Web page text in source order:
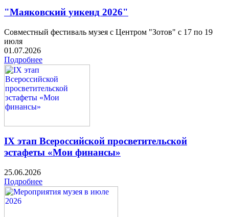
"Маяковский уикенд 2026"
Совместный фестиваль музея с Центром "Зотов" с 17 по 19
июля
01.07.2026
Подробнее
IX этап Всероссийской просветительской
эстафеты «Мои финансы»
25.06.2026
Подробнее